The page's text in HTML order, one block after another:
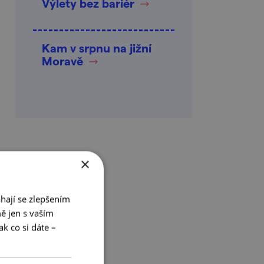
Výlety bez bariér
Kam v srpnu na jižní
Moravě
×
se zlepšením
jen s vaším
co si dáte –